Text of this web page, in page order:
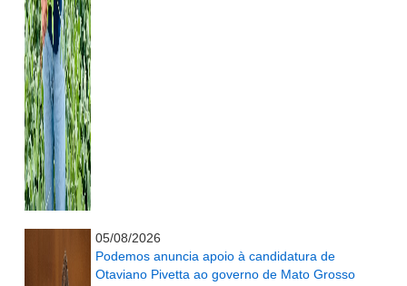
05/08/2026
Podemos anuncia apoio à candidatura de
Otaviano Pivetta ao governo de Mato Grosso